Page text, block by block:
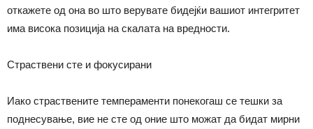
откажете од она во што верувате бидејќи вашиот интегритет
има висока позиција на скалата на вредности.
Страствени сте и фокусирани
Иако страствените темпераменти понекогаш се тешки за
поднесување, вие не сте од оние што можат да бидат мирни